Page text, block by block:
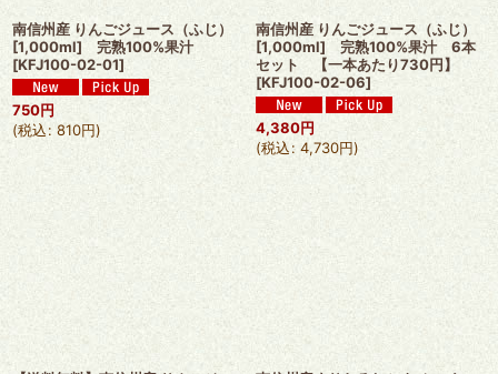
南信州産 りんごジュース（ふじ）
[1,000ml] 完熟100%果汁
[KFJ100-02-01]
750円
(税込: 810円)
南信州産 りんごジュース（ふじ）
[1,000ml] 完熟100%果汁 6本
セット 【一本あたり730円】
[KFJ100-02-06]
4,380円
(税込: 4,730円)